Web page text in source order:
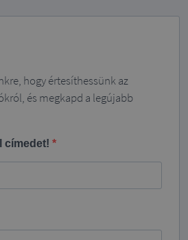
hogy értesíthessünk az
és megkapd a legújabb
címedet!